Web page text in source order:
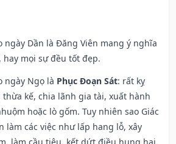
ngày Dần là Đăng Viên mang ý nghĩa
hay mọi sự đều tốt đẹp.
ngày Ngọ là Phục Đoạn Sát: rất kỵ
kế, chia lãnh gia tài, xuất hành
hoặc lò gốm. Tuy nhiên sao Giác
làm các việc như lấp hang lỗ, xây